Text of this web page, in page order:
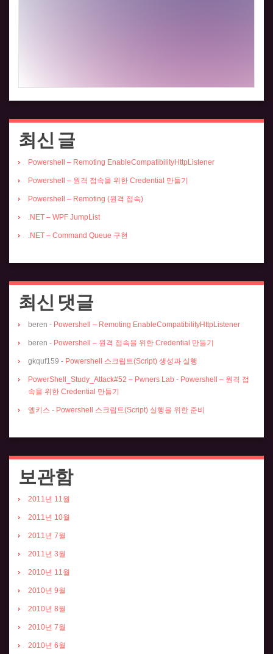
최신 글
Powershell – Remoting EnableCompatibilityHttpListener
Powershell – 원격 접속을 위한 Credential 만들기
Powershell – Remoting (원격 접속)
.NET – WPF JumpList
.NET – Command Queue 구현
최신 댓글
beren - Powershell – Remoting EnableCompatibilityHttpListener
beren - Powershell – 원격 접속을 위한 Credential 만들기
gkquf159 - Powershell 스크립트(Script) 생성과 실행
PowerShell_Study_Attack#52 – Pwners Lab - Powershell – 원격 접
속을 위한 Credential 만들기
엘키스 - Powershell 스크립트(Script) 실행을 위한 준비
보관함
2011년 11월
2011년 10월
2011년 7월
2011년 3월
2010년 11월
2010년 9월
2010년 8월
2010년 7월
2010년 6월